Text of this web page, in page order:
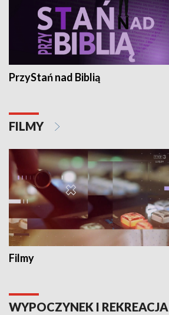
PrzyStań nad Biblią
FILMY
Filmy
WYPOCZYNEK I REKREACJA